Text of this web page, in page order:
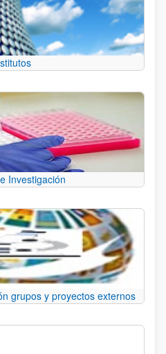
Investigación
grupos y proyectos externos